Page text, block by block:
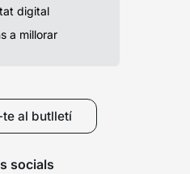
digital
a millorar
al butlletí
socials